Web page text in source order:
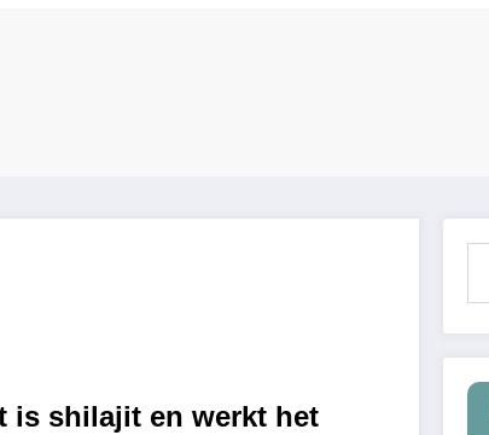
is shilajit en werkt het